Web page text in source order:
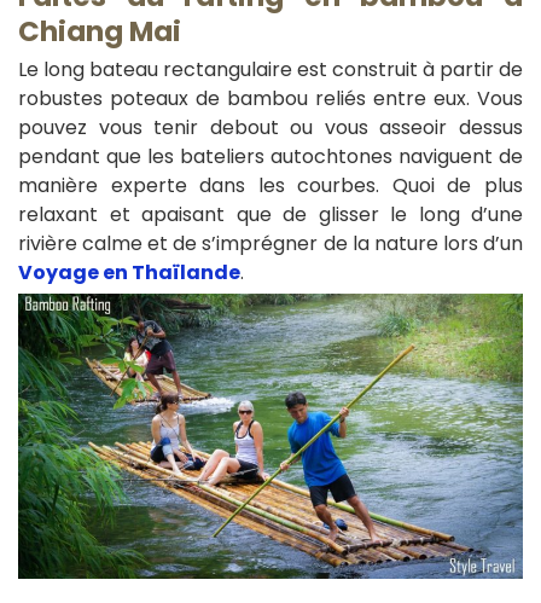
Chiang Mai
Le long bateau rectangulaire est construit à partir de
robustes poteaux de bambou reliés entre eux. Vous
pouvez vous tenir debout ou vous asseoir dessus
pendant que les bateliers autochtones naviguent de
manière experte dans les courbes. Quoi de plus
relaxant et apaisant que de glisser le long d’une
rivière calme et de s’imprégner de la nature lors d’un
Voyage en Thaïlande.